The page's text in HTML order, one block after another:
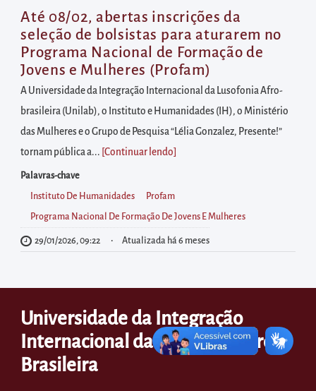
menu
principal
Acessar
diretamente
à
área
para
realizar
buscas
internas
Acessar
diretamente
no
rodapé
Até 08/02, abertas inscrições da
seleção de bolsistas para aturarem no
Programa Nacional de Formação de
Jovens e Mulheres (Profam)
A Universidade da Integração Internacional da Lusofonia Afro-
brasileira (Unilab), o Instituto e Humanidades (IH), o Ministério
das Mulheres e o Grupo de Pesquisa “Lélia Gonzalez, Presente!”
tornam pública a... [Continuar lendo
Palavras-chave
Instituto De Humanidades Profam
Programa Nacional De Formação De Jovens E Mulheres
29/01/2026, 09:22 Atualizada há 6 meses
Universidade da Integração
Internacional da Lusofonia Afro-
Brasileira